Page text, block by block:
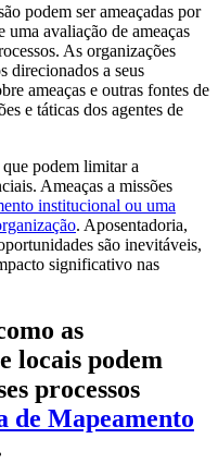
podem ser ameaçadas por
uma avaliação de ameaças
As organizações
direcionados a seus
ameaças e outras fontes de
e táticas dos agentes de
podem limitar a
Ameaças a missões
institucional ou uma
. Aposentadoria,
são inevitáveis,
significativo nas
as
locais podem
processos
de Mapeamento